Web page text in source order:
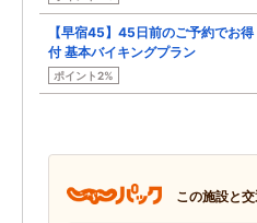
【早宿45】45日前のご予約でお
付 基本バイキングプラン
ポイント2%
この施設と